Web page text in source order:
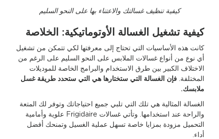
كيفية تنظيف غسالتك والاعتناء بها على النحو السليم
كيفية تشغيل الغسالة الأوتوماتيكية: الخلاصة
كانت هذه الأساسيات التي تحتاج إلى معرفتها لكي تتمكن من تشغيل
أي نوع من أنواع غسالات الملابس على النحو السليم على الرغم من
الاختلاف الكبير بين طرق الاستخدام والبرامج الخاصة للموديلات
المختلفة. فإن الغسالة التي ستختارها هي التي ستحدد طريقة غسل
ملابسك.
الغسالة المثالية هي تلك التي تلبي جميع احتياجاتك وتوفر لك المتعة
والراحة عند استخدامها. وتأتي غسالات Frigidaire علوية وأمامية
التحميل مزودة بمزايا خاصة تسهل عملية الغسيل وتمنحك أفضل
أداء.